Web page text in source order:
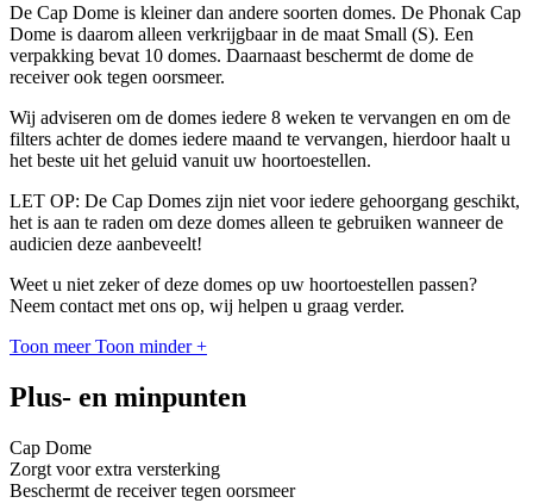
De Cap Dome is kleiner dan andere soorten domes. De Phonak Cap
Dome is daarom alleen verkrijgbaar in de maat Small (S). Een
verpakking bevat 10 domes. Daarnaast beschermt de dome de
receiver ook tegen oorsmeer.
Wij adviseren om de domes iedere 8 weken te vervangen en om de
filters achter de domes iedere maand te vervangen, hierdoor haalt u
het beste uit het geluid vanuit uw hoortoestellen.
LET OP: De Cap Domes zijn niet voor iedere gehoorgang geschikt,
het is aan te raden om deze domes alleen te gebruiken wanneer de
audicien deze aanbeveelt!
Weet u niet zeker of deze domes op uw hoortoestellen passen?
Neem contact met ons op, wij helpen u graag verder.
Toon meer Toon minder +
Plus- en minpunten
Cap Dome
Zorgt voor extra versterking
Beschermt de receiver tegen oorsmeer